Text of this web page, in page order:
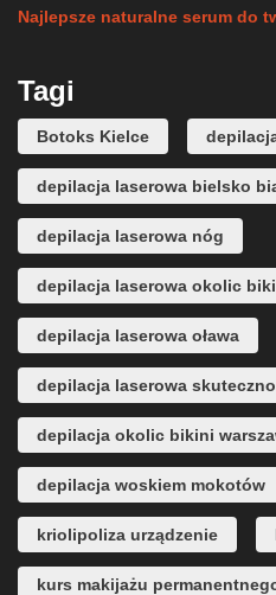
Najlepsze naturalne serum do
Tagi
Botoks Kielce
depilacja laserowa bielsko
depilacja laserowa nóg
depilacja laserowa okolic
depilacja laserowa oława
depilacja laserowa
depilacja okolic bikini
depilacja woskiem mokotów
kriolipoliza urządzenie
kurs makijażu